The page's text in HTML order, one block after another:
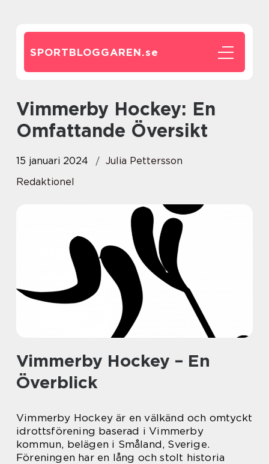
SPORTBLOGGAREN.se
Vimmerby Hockey: En
Omfattande Översikt
15 januari 2024
Julia Pettersson
Redaktionel
Vimmerby Hockey – En
Överblick
Vimmerby Hockey är en välkänd och omtyckt
idrottsförening baserad i Vimmerby
kommun, belägen i Småland, Sverige.
Föreningen har en lång och stolt historia